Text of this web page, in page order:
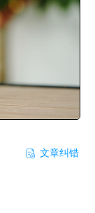
文章纠错